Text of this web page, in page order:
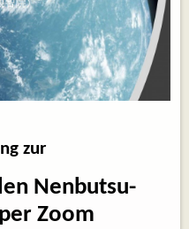
zur
Nenbutsu-
Zoom